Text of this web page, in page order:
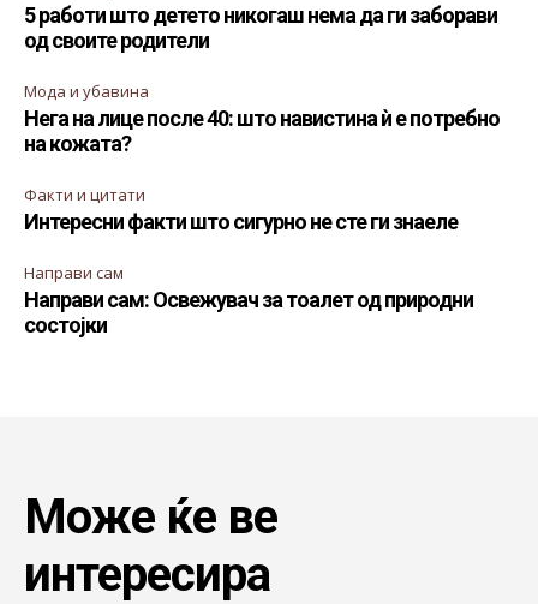
5 работи што детето никогаш нема да ги заборави
од своите родители
Мода и убавина
Нега на лице после 40: што навистина ѝ е потребно
на кожата?
Факти и цитати
Интересни факти што сигурно не сте ги знаеле
Направи сам
Направи сам: Освежувач за тоалет од природни
состојки
Може ќе ве
интересира